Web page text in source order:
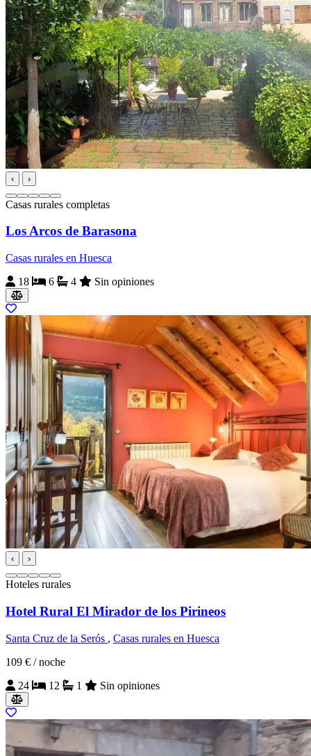
‹ ›
Casas rurales completas
Los Arcos de Barasona
Casas rurales en Huesca
18
6 4 Sin opiniones
‹ ›
Hoteles rurales
Hotel Rural El Mirador de los Pirineos
Santa Cruz de la Serós , Casas rurales en Huesca
109 € / noche
24
12 1 Sin opiniones